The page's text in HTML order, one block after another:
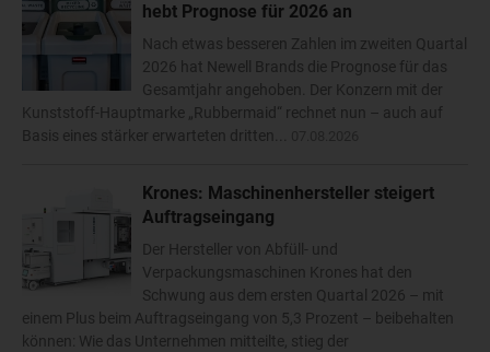
hebt Prognose für 2026 an
Nach etwas besseren Zahlen im zweiten Quartal
2026 hat Newell Brands die Prognose für das
Gesamtjahr angehoben. Der Konzern mit der
Kunststoff-Hauptmarke „Rubbermaid“ rechnet nun – auch auf
Basis eines stärker erwarteten dritten...
Krones: Maschinenhersteller steigert
Auftragseingang
Der Hersteller von Abfüll- und
Verpackungsmaschinen Krones hat den
Schwung aus dem ersten Quartal 2026 – mit
einem Plus beim Auftragseingang von 5,3 Prozent – beibehalten
können: Wie das Unternehmen mitteilte, stieg der